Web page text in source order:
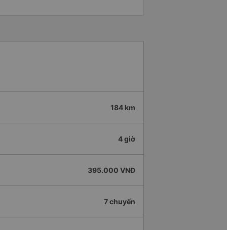
184 km
4 giờ
395.000 VNĐ
7 chuyến